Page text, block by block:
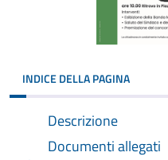
INDICE DELLA PAGINA
Descrizione
Documenti allegati